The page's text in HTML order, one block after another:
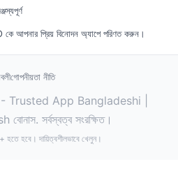
আপনার প্রিয় বিনোদন অ্যাপে পরিণত করুন।
গোপনীয়তা নীতি
Trusted App Bangladeshi |
সর্বস্বত্ব সংরক্ষিত।
হতে হবে। দায়িত্বশীলভাবে খেলুন।